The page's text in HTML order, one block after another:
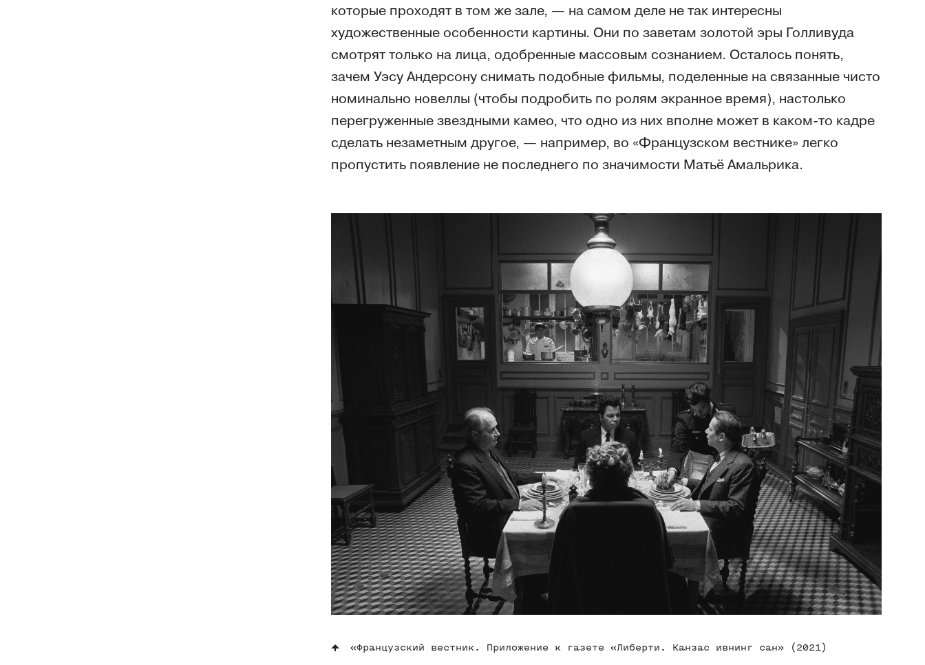
которые проходят в том же зале, — на самом деле не так интересны
художественные особенности картины. Они по заветам золотой эры Голливуда
смотрят только на лица, одобренные массовым сознанием. Осталось понять,
зачем Уэсу Андерсону снимать подобные фильмы, поделенные на связанные чисто
номинально новеллы (чтобы подробить по ролям экранное время), настолько
перегруженные звездными камео, что одно из них вполне может в каком-то кадре
сделать незаметным другое, — например, во «Французском вестнике» легко
пропустить появление не последнего по значимости Матьё Амальрика.
«Французский вестник. Приложение к газете «Либерти. Канзас ивнинг сан» (2021)